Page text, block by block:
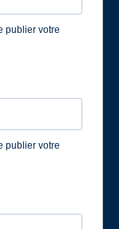
publier votre
publier votre